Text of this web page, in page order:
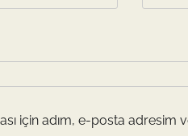
için adım, e-posta adresim